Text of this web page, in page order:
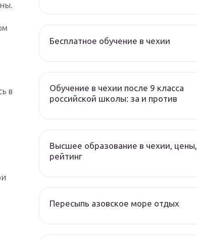
в
Бесплатное обучение в чехии
Обучение в чехии после 9 класса
российской школы: за и против
Высшее образование в чехии, цены,
рейтинг
Пересыпь азовское море отдых